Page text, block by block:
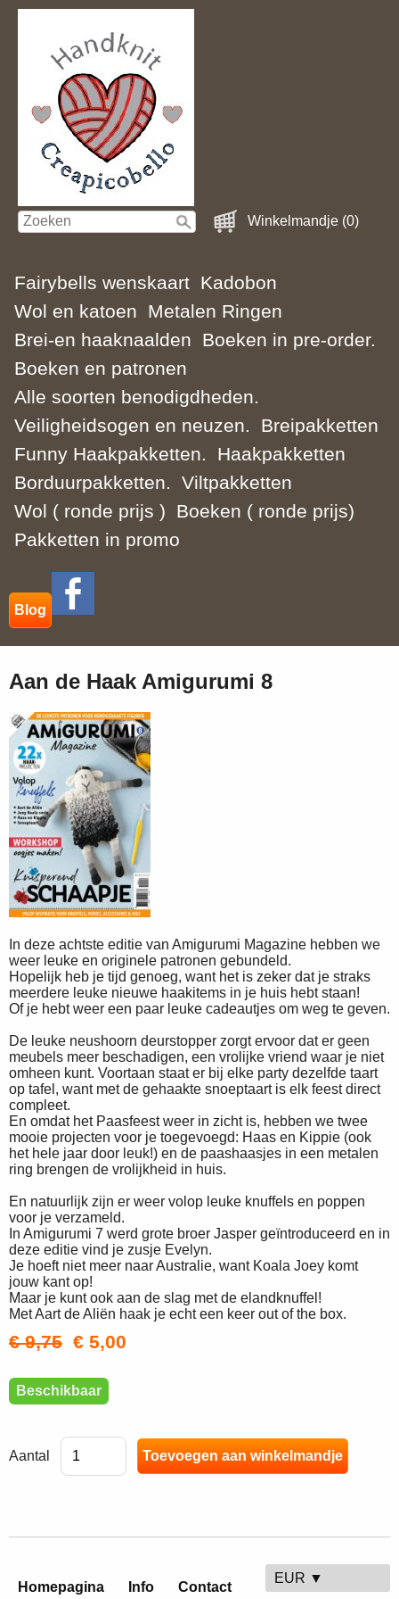
Winkelmandje (0)
Fairybells wenskaart Kadobon
Wol en katoen
Metalen Ringen
Brei-en haaknaalden
Boeken in pre-order.
Boeken en patronen
Alle soorten benodigdheden.
Veiligheidsogen en neuzen.
Breipakketten
Funny Haakpakketten.
Haakpakketten
Borduurpakketten.
Viltpakketten
Wol ( ronde prijs )
Boeken ( ronde prijs)
Pakketten in promo
Blog
Aan de Haak Amigurumi 8
In deze achtste editie van Amigurumi Magazine hebben we
weer leuke en originele patronen gebundeld.
Hopelijk heb je tijd genoeg, want het is zeker dat je straks
meerdere leuke nieuwe haakitems in je huis hebt staan!
Of je hebt weer een paar leuke cadeautjes om weg te geven.
De leuke neushoorn deurstopper zorgt ervoor dat er geen
meubels meer beschadigen, een vrolijke vriend waar je niet
omheen kunt. Voortaan staat er bij elke party dezelfde taart
op tafel, want met de gehaakte snoeptaart is elk feest direct
compleet.
En omdat het Paasfeest weer in zicht is, hebben we twee
mooie projecten voor je toegevoegd: Haas en Kippie (ook
het hele jaar door leuk!) en de paashaasjes in een metalen
ring brengen de vrolijkheid in huis.
En natuurlijk zijn er weer volop leuke knuffels en poppen
voor je verzameld.
In Amigurumi 7 werd grote broer Jasper geïntroduceerd en in
deze editie vind je zusje Evelyn.
Je hoeft niet meer naar Australie, want Koala Joey komt
jouw kant op!
Maar je kunt ook aan de slag met de elandknuffel!
Met Aart de Aliën haak je echt een keer out of the box.
€ 9,75 € 5,00
Beschikbaar
Aantal
Homepagina Info Contact
EUR ▼